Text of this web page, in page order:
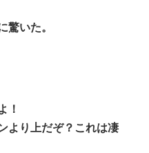
驚いた。
！
より上だぞ？これは凄